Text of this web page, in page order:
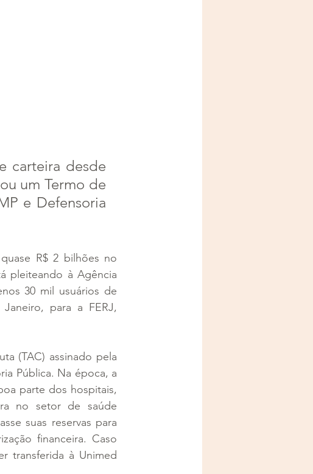
carteira desde
um Termo de
e Defensoria
R$ 2 bilhões no
pleiteando à Agência
30 mil usuários de
para a FERJ,
(TAC) assinado pela
Pública. Na época, a
parte dos hospitais,
no setor de saúde
suas reservas para
financeira. Caso
transferida à Unimed